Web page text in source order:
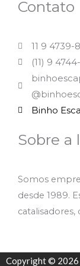
Contato
11 9 4739-
(11) 9
Binho
Sobre a
Somos
desde 1989.
Copyright © 2026